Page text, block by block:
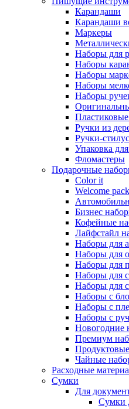
Карандаши
Карандаши
Маркеры
Наборы для
Наборы
Наборы
Наборы
Наборы
Ручки из
Ручки-
Упаковка
Фломастеры
Подарочные
Color it
Welcome pack
Бизнес
Кофейные
Лайфстайл
Наборы для
Наборы для
Наборы для
Наборы для
Наборы для
Наборы с
Наборы с
Наборы с
Новогодние
Премиум
Чайные
Расходные
Сумки
Для
Сумки